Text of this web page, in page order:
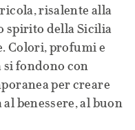
risalente alla
spirito della Sicilia
Colori, profumi e
si fondono con
per creare
benessere, al buon